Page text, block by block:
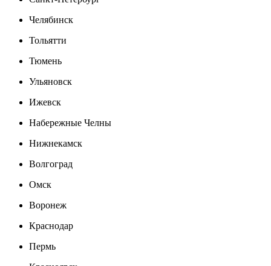
Челябинск
Тольятти
Тюмень
Ульяновск
Ижевск
Набережные Челны
Нижнекамск
Волгоград
Омск
Воронеж
Краснодар
Пермь